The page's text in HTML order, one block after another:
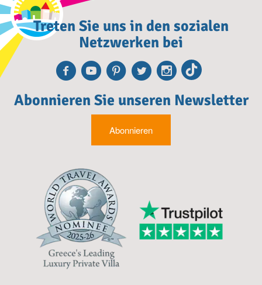
Treten Sie uns in den sozialen
Netzwerken bei
Facebook
Youtube
Pinterest
TwitterTikTok
Abonnieren Sie unseren Newsletter
Abonnieren